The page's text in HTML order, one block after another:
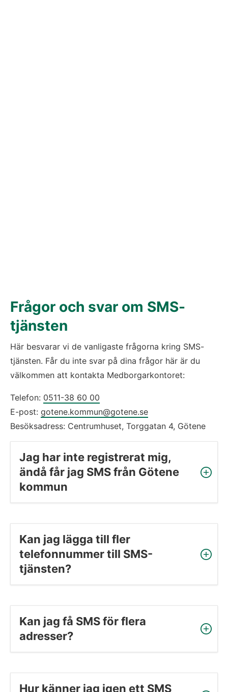
Frågor och svar om SMS-
tjänsten
Här besvarar vi de vanligaste frågorna kring SMS-
tjänsten. Får du inte svar på dina frågor här är du
välkommen att kontakta Medborgarkontoret:
Telefon: 0511-38 60 00
E-post: gotene.kommun@gotene.se
Besöksadress: Centrumhuset, Torggatan 4, Götene
Jag har inte registrerat mig,
ändå får jag SMS från Götene
kommun
Kan jag lägga till fler
telefonnummer till SMS-
tjänsten?
Kan jag få SMS för flera
adresser?
Hur känner jag igen ett SMS